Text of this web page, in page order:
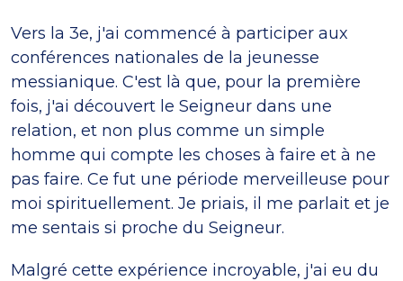
Vers la 3e, j'ai commencé à participer aux
conférences nationales de la jeunesse
messianique. C'est là que, pour la première
fois, j'ai découvert le Seigneur dans une
relation, et non plus comme un simple
homme qui compte les choses à faire et à ne
pas faire. Ce fut une période merveilleuse pour
moi spirituellement. Je priais, il me parlait et je
me sentais si proche du Seigneur.
Malgré cette expérience incroyable, j'ai eu du